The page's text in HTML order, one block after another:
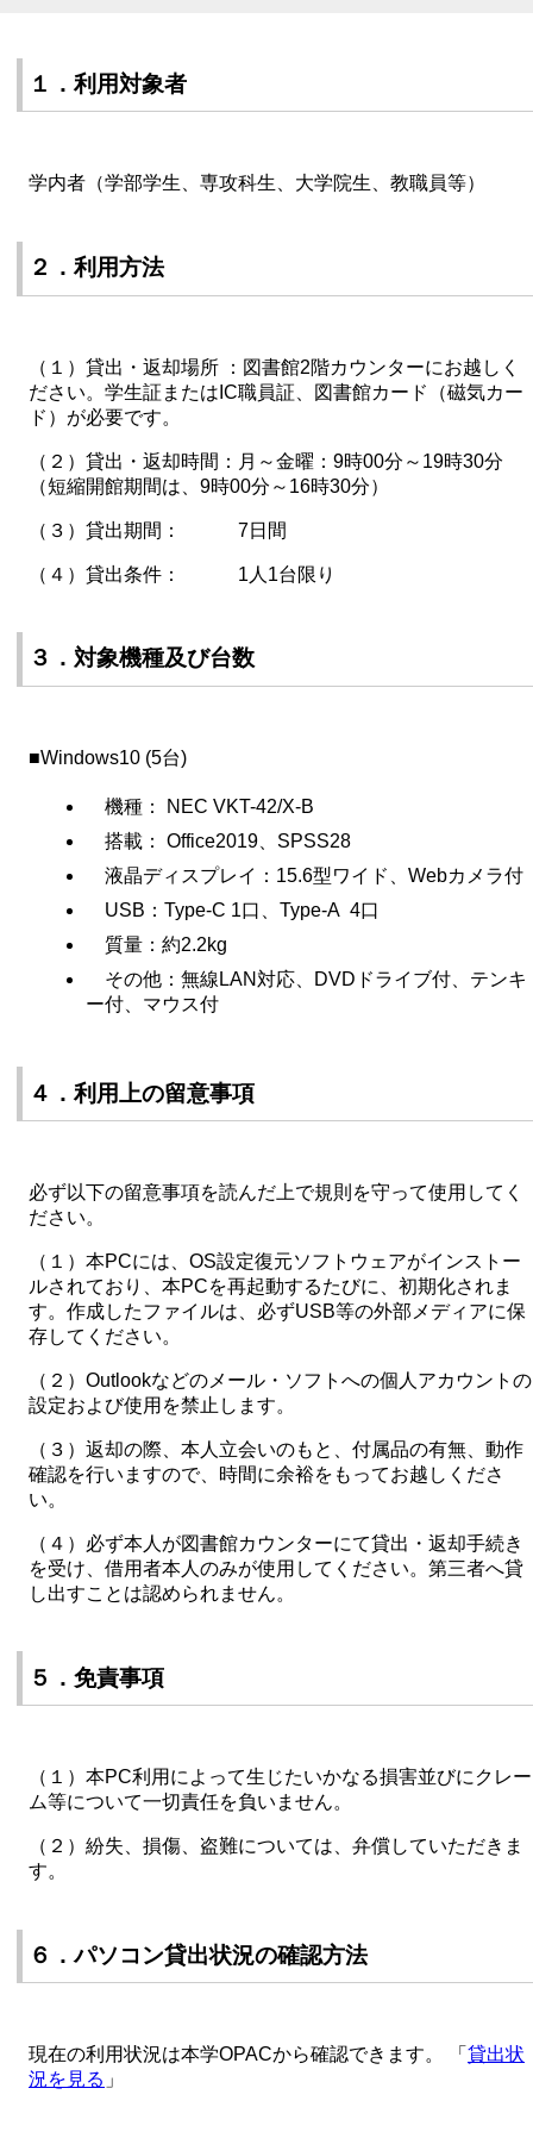
１．利用対象者
学内者（学部学生、専攻科生、大学院生、教職員等）
２．利用方法
（１）貸出・返却場所 ：図書館2階カウンターにお越しく
ださい。学生証またはIC職員証、図書館カード（磁気カー
ド）が必要です。
（２）貸出・返却時間：月～金曜：9時00分～19時30分
（短縮開館期間は、9時00分～16時30分）
（３）貸出期間： 7日間
（４）貸出条件： 1人1台限り
３．対象機種及び台数
■Windows10 (5台)
機種： NEC VKT-42/X-B
搭載： Office2019、SPSS28
液晶ディスプレイ：15.6型ワイド、Webカメラ付
USB：Type-C 1口、Type-A 4口
質量：約2.2kg
その他：無線LAN対応、DVDドライブ付、テンキ
ー付、マウス付
４．利用上の留意事項
必ず以下の留意事項を読んだ上で規則を守って使用してく
ださい。
（１）本PCには、OS設定復元ソフトウェアがインストー
ルされており、本PCを再起動するたびに、初期化されま
す。作成したファイルは、必ずUSB等の外部メディアに保
存してください。
（２）Outlookなどのメール・ソフトへの個人アカウントの
設定および使用を禁止します。
（３）返却の際、本人立会いのもと、付属品の有無、動作
確認を行いますので、時間に余裕をもってお越しくださ
い。
（４）必ず本人が図書館カウンターにて貸出・返却手続き
を受け、借用者本人のみが使用してください。第三者へ貸
し出すことは認められません。
５．免責事項
（１）本PC利用によって生じたいかなる損害並びにクレー
ム等について一切責任を負いません。
（２）紛失、損傷、盗難については、弁償していただきま
す。
６．パソコン貸出状況の確認方法
現在の利用状況は本学OPACから確認できます。 「 貸出状
況を見る 」